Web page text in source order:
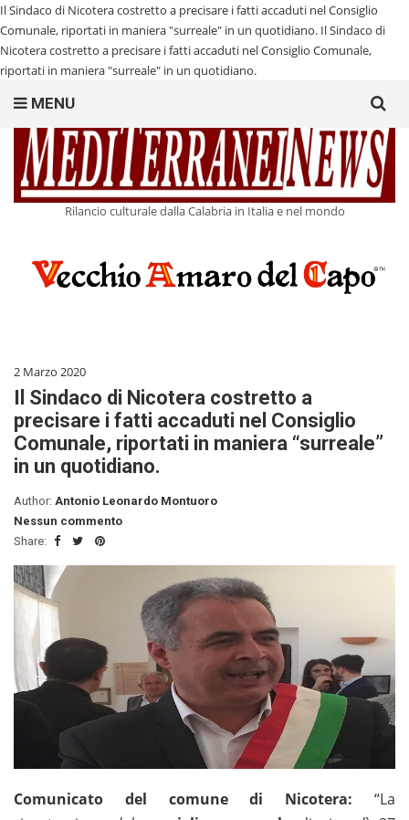
Il Sindaco di Nicotera costretto a precisare i fatti accaduti nel Consiglio
Comunale, riportati in maniera "surreale" in un quotidiano. Il Sindaco di
Nicotera costretto a precisare i fatti accaduti nel Consiglio Comunale,
riportati in maniera "surreale" in un quotidiano.
Rilancio culturale dalla Calabria in Italia e nel mondo
MENU
for:
2 Marzo 2020
Il Sindaco di Nicotera costretto a
precisare i fatti accaduti nel Consiglio
Comunale, riportati in maniera “surreale”
in un quotidiano.
Author: Antonio Leonardo Montuoro
Nessun commento
Share:
Comunicato del comune di Nicotera: “La